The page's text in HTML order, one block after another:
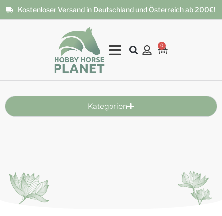
Kostenloser Versand in Deutschland und Österreich ab 200€!
0
Kategorien